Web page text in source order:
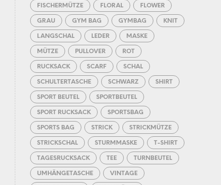
FISCHERMÜTZE FLORAL FLOWER
GRAU GYM BAG GYMBAG KNIT
LANGSCHAL LEDER MASKE
MÜTZE PULLOVER ROT
RUCKSACK SCARF SCHAL
SCHULTERTASCHE SCHWARZ SHIRT
SPORT BEUTEL SPORTBEUTEL
SPORT RUCKSACK SPORTSBAG
SPORTS BAG STRICK STRICKMÜTZE
STRICKSCHAL STURMMASKE T-SHIRT
TAGESRUCKSACK TEE TURNBEUTEL
UMHÄNGETASCHE VINTAGE